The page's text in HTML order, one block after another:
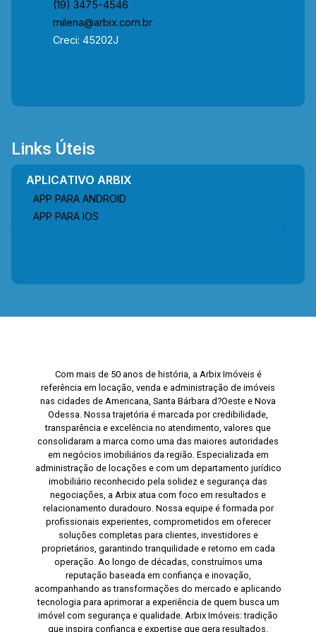
(19) 3475-4546
milena@arbix.com.br
Creci: 45202J
Links Úteis
APLICATIVO ARBIX
APP PARA ANDROID
APP PARA IOS
Com mais de 50 anos de história, a Arbix Imóveis é
referência em locação, venda e administração de imóveis
nas cidades de Americana, Santa Bárbara d?Oeste e Nova
Odessa. Nossa trajetória é marcada por credibilidade,
transparência e excelência no atendimento, valores que
consolidaram a marca como uma das maiores autoridades
em negócios imobiliários da região. Especializada em
administração de locações e com um departamento jurídico
imobiliário reconhecido pela solidez e segurança das
negociações, a Arbix atua com foco em resultados e
relacionamento duradouro. Nossa equipe é formada por
profissionais experientes, comprometidos em oferecer
soluções completas para clientes, investidores e
proprietários, garantindo tranquilidade e retorno em cada
operação. Ao longo de décadas, construímos uma
reputação baseada em confiança e inovação,
acompanhando as transformações do mercado e aplicando
tecnologia para aprimorar a experiência de quem busca um
imóvel com segurança e qualidade. Arbix Imóveis: tradição
que inspira confiança e expertise que gera resultados.